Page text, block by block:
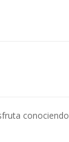
conociendo